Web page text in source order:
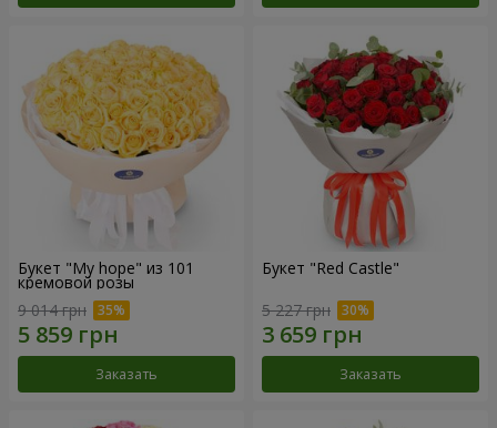
Букет "My hope" из 101
кремовой розы
9 014 грн
Заказать
Букет "Red Castle"
5 227 грн
Заказать